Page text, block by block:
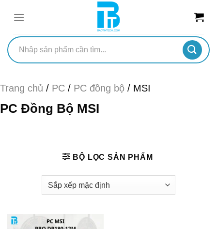
dung
Tìm
Trang chủ / PC / PC đồng bộ / MSI
PC Đồng Bộ MSI
BỘ LỌC SẢN PHẨM